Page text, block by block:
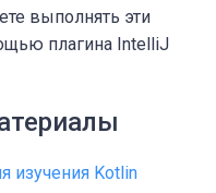
выполнять эти
плагина IntelliJ
изучения Kotlin